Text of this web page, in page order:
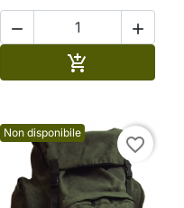
 

Non disponibile
favorite_border